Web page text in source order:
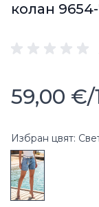
колан
59,00 €/
Избран цвят: